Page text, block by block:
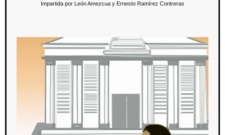
Impartida por León Amezcua y Ernesto Ramírez Contreras
Conferencia: El pensamiento crítico en el aula y en
la práctica jurídica
23 de mayo / 11:30 hrs.
En esta conferencia se busca reflexionar sobre la importancia de
formar y fortalecer el pensamiento crítico en los estudiantes de